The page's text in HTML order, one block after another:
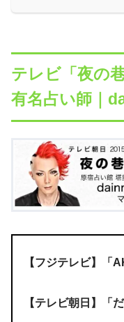
テレビ「夜の
有名占い師｜
【フジテレビ】「
【テレビ朝日】「